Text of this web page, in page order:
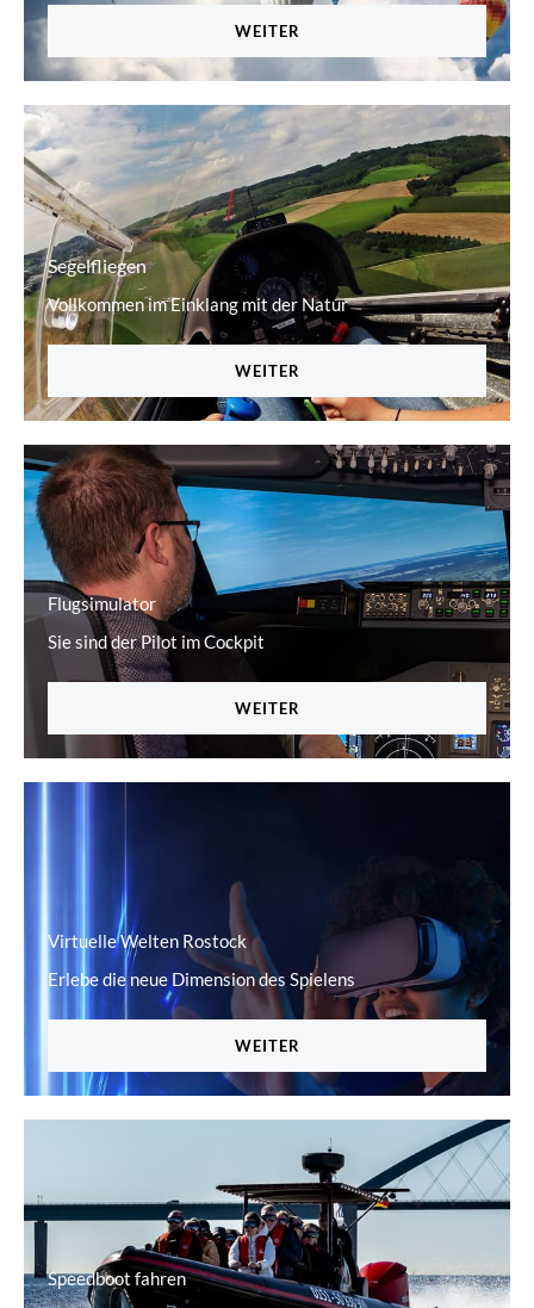
WEITER
Segelfliegen
Vollkommen im Einklang mit der Natur
WEITER
Flugsimulator
Sie sind der Pilot im Cockpit
WEITER
Virtuelle Welten Rostock
Erlebe die neue Dimension des Spielens
WEITER
Speedboot fahren